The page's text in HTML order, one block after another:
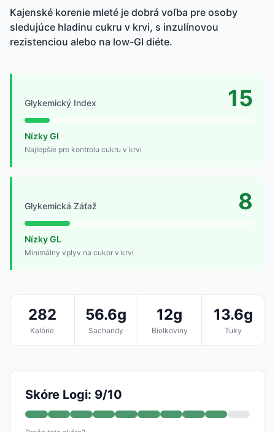
Kajenské korenie mleté je dobrá voľba pre osoby
sledujúce hladinu cukru v krvi, s inzulínovou
rezistenciou alebo na low-GI diéte.
Glykemický Index 15
Nízky GI
Najlepšie pre kontrolu cukru v krvi
Glykemická Záťaž 8
Nízky GL
Minimálny vplyv na cukor v krvi
282
Kalórie
56.6g
Sacharidy
12g
Bielkoviny
13.6g
Tuky
Skóre Logi: 9/10